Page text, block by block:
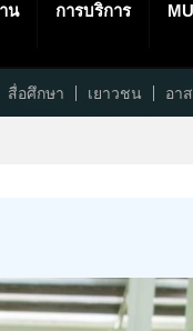
น การบริการ
สื่อศึกษา เยาวชน อา